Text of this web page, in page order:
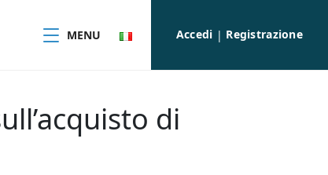
MENU Accedi | Registrazione
di